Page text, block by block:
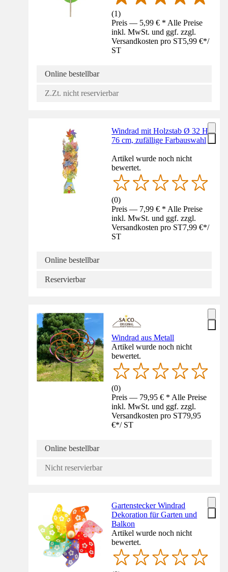
(1)
Preis — 5,99 € * Alle Preise
inkl. MwSt. und ggf. zzgl.
Versandkosten pro ST5,99 €*/
ST
Online bestellbar
Z.Zt. nicht reservierbar
Windrad mit Holzstab Ø 32 H
76 cm, zufällige Farbauswahl
Artikel wurde noch nicht
bewertet.
(0)
Preis — 7,99 € * Alle Preise
inkl. MwSt. und ggf. zzgl.
Versandkosten pro ST7,99 €*/
ST
Online bestellbar
Reservierbar
Windrad aus Metall
Artikel wurde noch nicht
bewertet.
(0)
Preis — 79,95 € * Alle Preise
inkl. MwSt. und ggf. zzgl.
Versandkosten pro ST79,95
€*/ ST
Online bestellbar
Nicht reservierbar
Gartenstecker Windrad
Dekoration für Garten und
Balkon
Artikel wurde noch nicht
bewertet.